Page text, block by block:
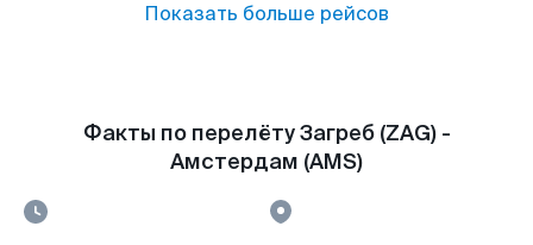
Показать больше рейсов
Факты по перелёту Загреб (ZAG) -
Амстердам (AMS)